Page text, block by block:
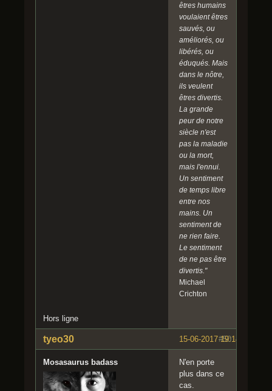
êtres humains
voulaient êtres
sauvés, ou
améliorés, ou
libérés, ou
éduqués. Mais
dans le nôtre,
ils veulent
êtres divertis.
La grande
peur de notre
siècle n'est
pas la maladie
ou la mort,
mais l'ennui.
Un sentiment
de temps libre
entre nos
mains. Un
sentiment de
ne rien faire.
Le sentiment
de ne pas être
divertis."
Michael
Crichton
Hors ligne
#50
15-06-2017 19:14:45
tyeo30
Mosasaurus badass
N'en porte
plus dans ce
cas.